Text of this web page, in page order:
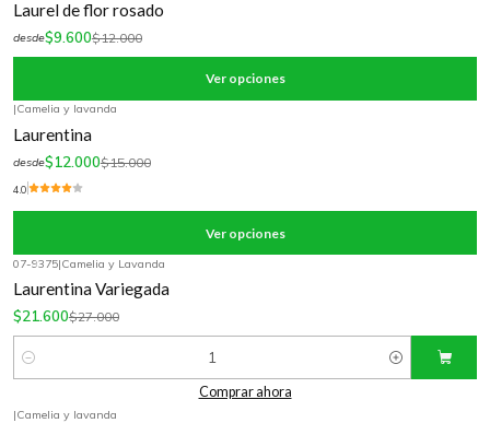
Laurel de flor rosado
desde$9.600$12.000
Ver opciones
|Camelia y lavanda
Laurentina
desde$12.000$15.000
4.0
Ver opciones
07-9375|Camelia y Lavanda
Laurentina Variegada
$21.600$27.000
Cantidad
Comprar ahora
|Camelia y lavanda